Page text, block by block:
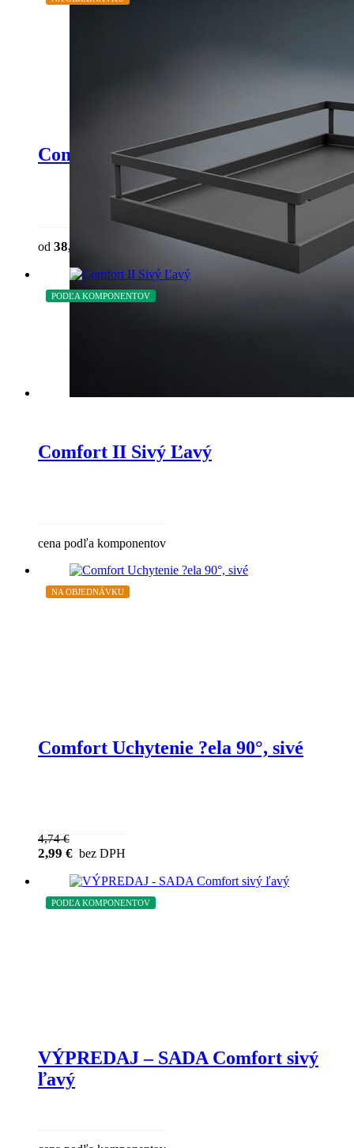
Comfort II – kôš Arena Style antracit
od 38,07
This product has multiple variants. The
chosen on the product page
PODĽA KOMPONENTOV
Comfort II Sivý Ľavý
cena podľa komponentov
NA OBJEDNÁVKU
Comfort Uchytenie ?ela 90°, sivé
4,74€
2,99 € bez DPH
PODĽA KOMPONENTOV
VÝPREDAJ – SADA Comfort sivý
ľavý